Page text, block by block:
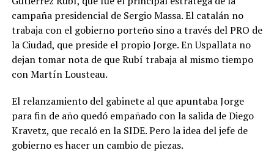
campaña presidencial de Sergio Massa. El catalán no
trabaja con el gobierno porteño sino a través del PRO de
la Ciudad, que preside el propio Jorge. En Uspallata no
dejan tomar nota de que Rubí trabaja al mismo tiempo
con Martín Lousteau.
El relanzamiento del gabinete al que apuntaba Jorge
para fin de año quedó empañado con la salida de Diego
Kravetz, que recaló en la SIDE. Pero la idea del jefe de
gobierno es hacer un cambio de piezas.